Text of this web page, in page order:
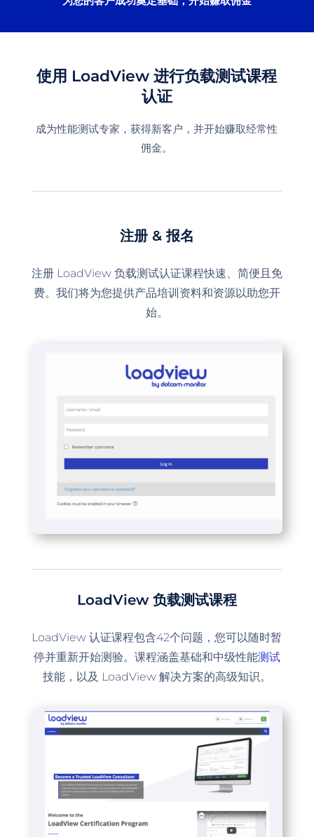
使用 LoadView 进行负载测试课程
认证
成为性能测试专家，获得新客户，并开始赚取经常性
佣金。
注册 & 报名
注册 LoadView 负载测试认证课程快速、简便且免
费。我们将为您提供产品培训资料和资源以助您开
始。
LoadView 负载测试课程
LoadView 认证课程包含42个问题，您可以随时暂
停并重新开始测验。课程涵盖基础和中级性能测试
技能，以及 LoadView 解决方案的高级知识。